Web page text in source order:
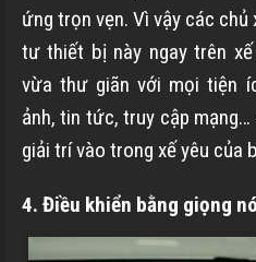
ứng trọn vẹn. Vì vậy các chủ
tư thiết bị này ngay trên
vừa thư giãn với mọi tiện
ảnh, tin tức, truy cập
giải trí vào trong xế yêu của
4. Điều khiển bằng giọng